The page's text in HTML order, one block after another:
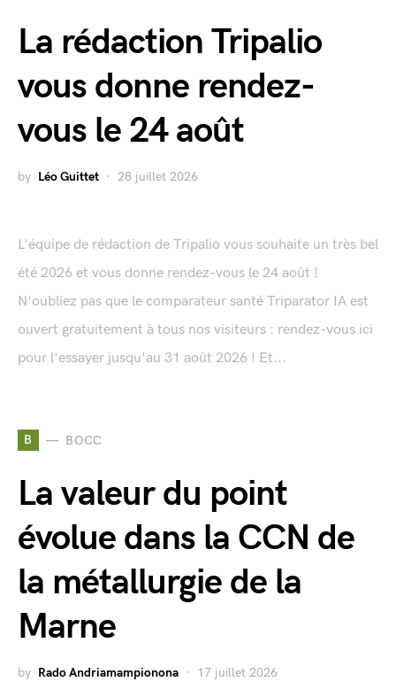
La rédaction Tripalio
vous donne rendez-
vous le 24 août
by Léo Guittet 28 juillet 2026
L'équipe de rédaction de Tripalio vous souhaite un très bel
été 2026 et vous donne rendez-vous le 24 août !
N'oubliez pas que le comparateur santé Triparator IA est
ouvert gratuitement à tous nos visiteurs : rendez-vous ici
pour l'essayer jusqu'au 31 août 2026 ! Et...
B BOCC
La valeur du point
évolue dans la CCN de
la métallurgie de la
Marne
by Rado Andriamampionona 17 juillet 2026